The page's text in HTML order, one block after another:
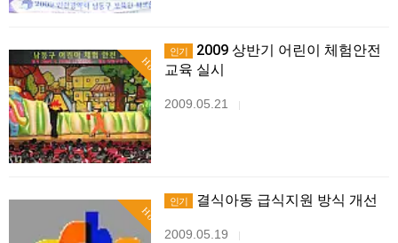
Hot
인기
2009 상반기 어린이 체험안전
교육 실시
2009.05.21 |
Hot
인기 결식아동 급식지원 방식 개선
2009.05.19 |